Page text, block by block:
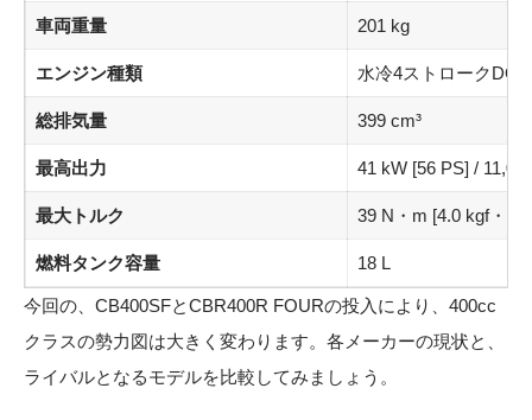
車両重量 201 kg
エンジン種類 水冷4ストローク
総排気量 399 cm³
最高出力 41 kW [56 PS] /
最大トルク 39 N・m [4.0 kgf・m]
燃料タンク容量 18 L
今回の、CB400SFとCBR400R FOURの投入により、400cc
クラスの勢力図は大きく変わります。各メーカーの現状と、
ライバルとなるモデルを比較してみましょう。